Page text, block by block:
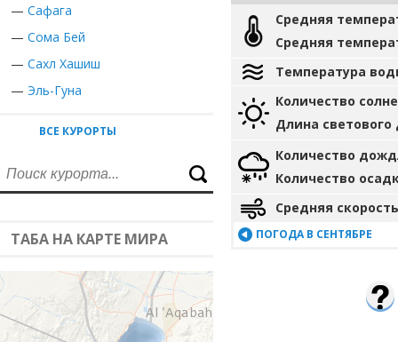
— Сафага
— Сома Бей
— Сахл Хашиш
— Эль-Гуна
ВСЕ КУРОРТЫ
ТАБА НА КАРТЕ МИРА
Средняя
Средняя
Температура
Количество
Длина светового
Количество
Количество
Средняя
ПОГОДА В СЕНТЯБРЕ